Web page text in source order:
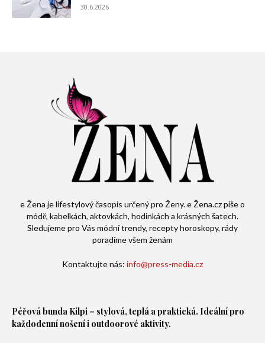
30.6.2026
e Žena je lifestylový časopis určený pro Ženy. e Žena.cz píše o
módě, kabelkách, aktovkách, hodinkách a krásných šatech.
Sledujeme pro Vás módní trendy, recepty horoskopy, rády
poradíme všem ženám
Kontaktujte nás: info@press-media.cz
Péřová bunda Kilpi – stylová, teplá a praktická. Ideální pro
každodenní nošení i outdoorové aktivity.